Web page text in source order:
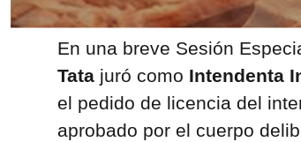
En una breve Sesión
Tatajuró como Intendenta
el pedido de licencia del
aprobado por el cuerpo